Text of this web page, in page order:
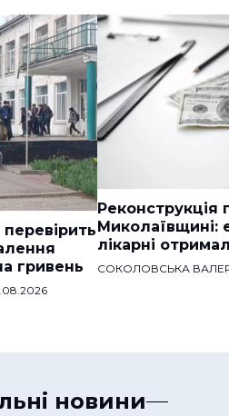
гривень
Реконструкція
Миколаївщині:
лікарні
СОКОЛОВСЬКА
новини